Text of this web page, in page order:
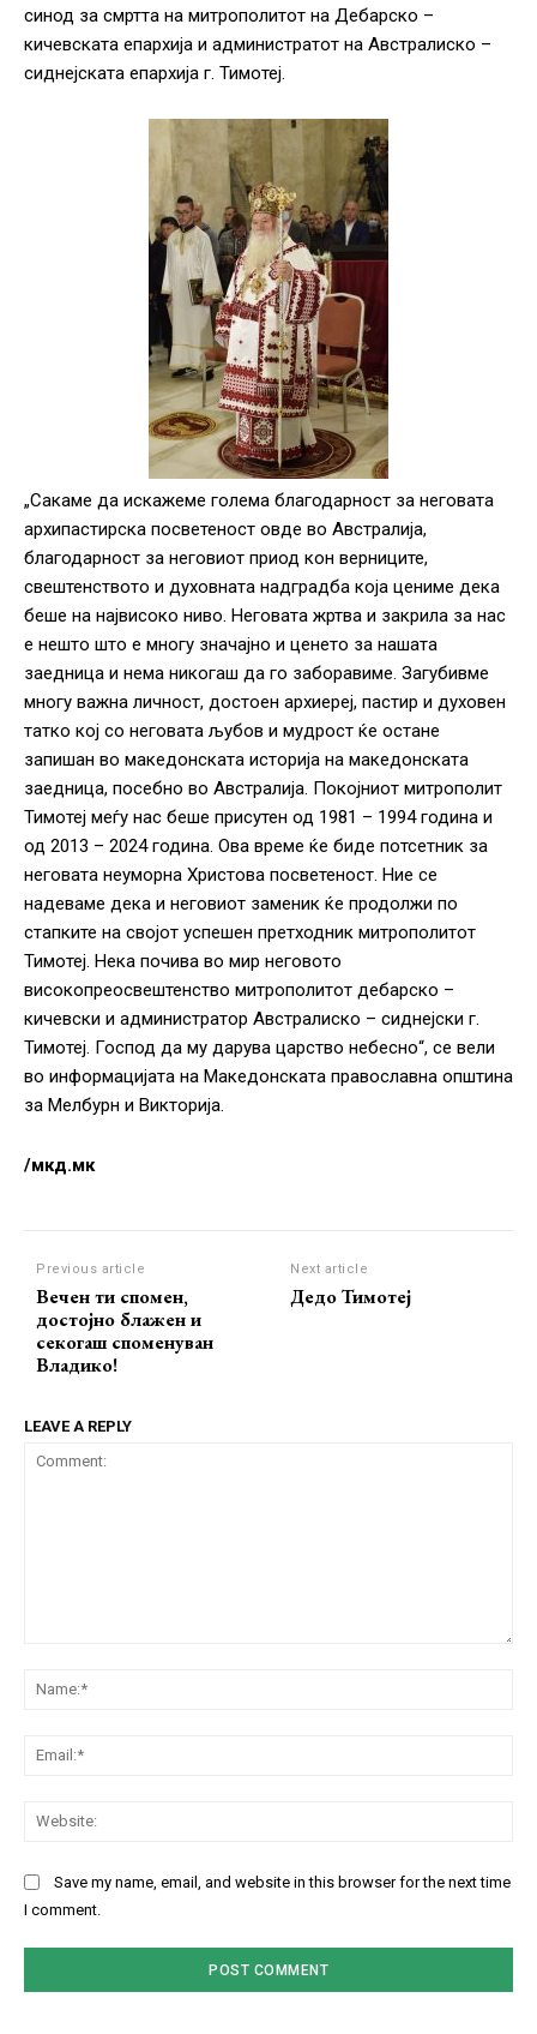
синод за смртта на митрополитот на Дебарско –
кичевската епархија и администратот на Австралиско –
сиднејската епархија г. Тимотеј.
„Сакаме да искажеме голема благодарност за неговата
архипастирска посветеност овде во Австралија,
благодарност за неговиот приод кон верниците,
свештенството и духовната надградба која цениме дека
беше на највисоко ниво. Неговата жртва и закрила за нас
е нешто што е многу значајно и ценето за нашата
заедница и нема никогаш да го заборавиме. Загубивме
многу важна личност, достоен архиереј, пастир и духовен
татко кој со неговата љубов и мудрост ќе остане
запишан во македонската историја на македонската
заедница, посебно во Австралија. Покојниот митрополит
Тимотеј меѓу нас беше присутен од 1981 – 1994 година и
од 2013 – 2024 година. Ова време ќе биде потсетник за
неговата неуморна Христова посветеност. Ние се
надеваме дека и неговиот заменик ќе продолжи по
стапките на својот успешен претходник митрополитот
Тимотеј. Нека почива во мир неговото
високопреосвештенство митрополитот дебарско –
кичевски и администратор Австралиско – сиднејски г.
Тимотеј. Господ да му дарува царство небесно“, се вели
во информацијата на Македонската православна општина
за Мелбурн и Викторија.
/мкд.мк
Previous article
Вечен ти спомен,
достојно блажен и
секогаш споменуван
Владико!
Next article
Дедо Тимотеј
LEAVE A REPLY
Save my name, email, and website in this browser for the next time
I comment.